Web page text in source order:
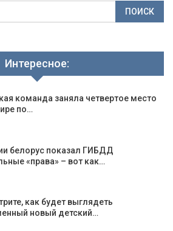
Интересное:
команда заняла четвертое место
по…
белорус показал ГИБДД
«права» – вот как…
как будет выглядеть
новый детский…